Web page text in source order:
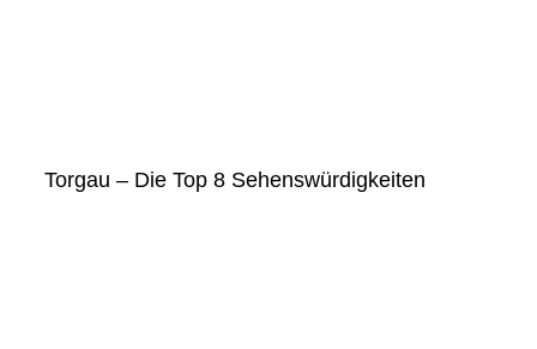
Torgau – Die Top 8 Sehenswürdigkeiten